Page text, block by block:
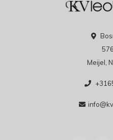
Meijel,